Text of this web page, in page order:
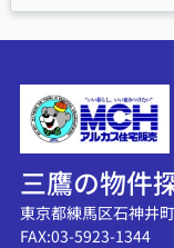
三鷹の物件
東京都練馬区石神井
FAX:03-5923-1344